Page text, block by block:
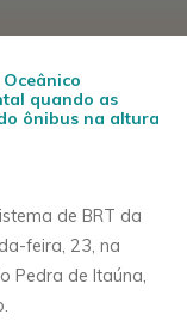
quando as
ônibus na altura
de BRT da
feira, 23, na
Pedra de Itaúna,